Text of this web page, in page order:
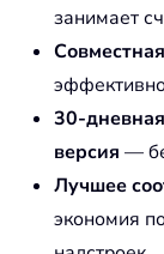
занимает
30-
версия —
Лучшее
экономия